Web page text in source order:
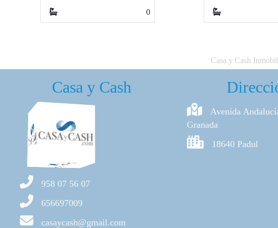
Casa y Cash
Casa y Cash
958 07 56 07
656697009
casaycash@gmail.com
Avenida
Granada
18640 Padul